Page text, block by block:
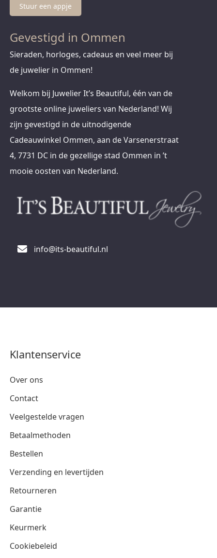
Stuur een appje
Gevestigd in Ommen
Sieraden, horloges, cadeaus en veel meer bij
de juwelier in Ommen!
Welkom bij Juwelier It’s Beautiful, één van de
grootste online juweliers van Nederland! Wij
zijn gevestigd in de uitnodigende
Cadeauwinkel Ommen, aan de Varsenerstraat
4, 7731 DC in de gezellige stad Ommen in ’t
mooie oosten van Nederland.
info@its-beautiful.nl
Klantenservice
Over ons
Contact
Veelgestelde vragen
Betaalmethoden
Bestellen
Verzending en levertijden
Retourneren
Garantie
Keurmerk
Cookiebeleid